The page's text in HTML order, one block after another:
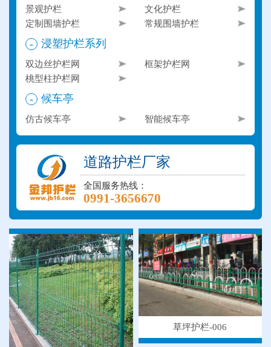
景观护栏
文化护栏
定制围墙护栏
常规围墙护栏
- 浸塑护栏系列
双边丝护栏网
框架护栏网
桃型柱护栏网
- 候车亭
仿古候车亭 智能候车亭
道路护栏厂家
全国服务热线：
0991-3656670
草坪护栏-006